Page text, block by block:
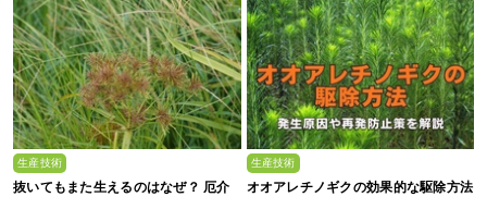
生産技術
抜いてもまた生えるのはなぜ？ 厄介
生産技術
オオアレチノギクの効果的な駆除方法